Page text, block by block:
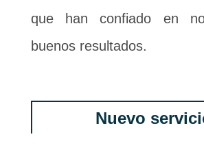
que han confiado en
buenos resultados.
Nuevo